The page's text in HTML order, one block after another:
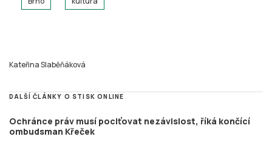
Kateřina Slaběňáková
DALŠÍ ČLÁNKY O STISK ONLINE
Ochránce práv musí pociťovat nezávislost, říká končící
ombudsman Křeček